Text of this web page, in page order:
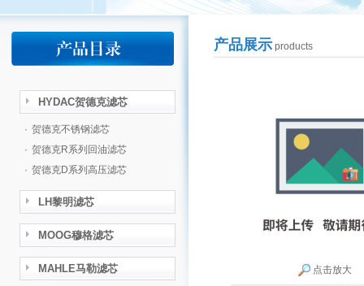
HYDAC贺德克滤芯
· 贺德克不锈钢滤芯
· 贺德克R系列回油滤芯
· 贺德克D系列高压滤芯
LH黎明滤芯
MOOG穆格滤芯
MAHLE马勒滤芯
产品展示products
点击放大